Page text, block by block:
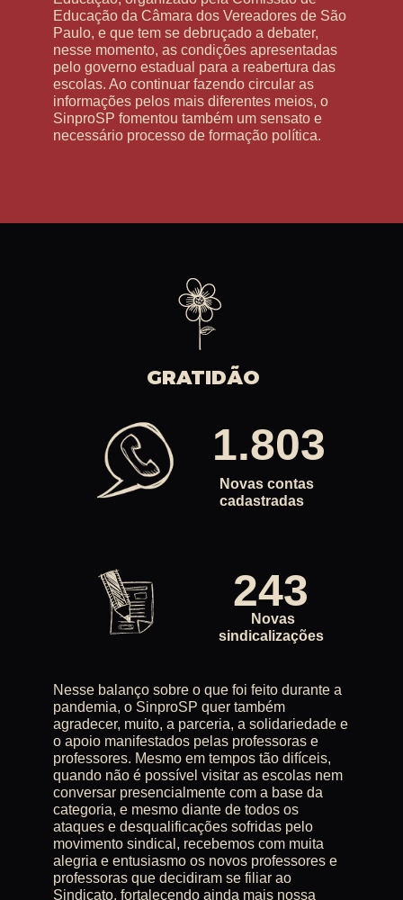
Educação da Câmara dos Vereadores de São
Paulo, e que tem se debruçado a debater,
nesse momento, as condições apresentadas
pelo governo estadual para a reabertura das
escolas. Ao continuar fazendo circular as
informações pelos mais diferentes meios, o
SinproSP fomentou também um sensato e
necessário processo de formação política.
GRATIDÃO
1.803
Novas contas
cadastradas
243
Novas
sindicalizações
Nesse balanço sobre o que foi feito durante a
pandemia, o SinproSP quer também
agradecer, muito, a parceria, a solidariedade e
o apoio manifestados pelas professoras e
professores. Mesmo em tempos tão difíceis,
quando não é possível visitar as escolas nem
conversar presencialmente com a base da
categoria, e mesmo diante de todos os
ataques e desqualificações sofridas pelo
movimento sindical, recebemos com muita
alegria e entusiasmo os novos professores e
professoras que decidiram se filiar ao
Sindicato, fortalecendo ainda mais nossa